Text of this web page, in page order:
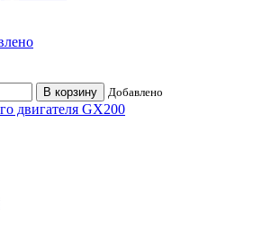
В корзину Добавлено
двигателя GX200